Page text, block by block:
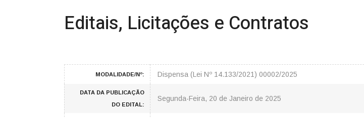
Editais, Licitações e Contratos
MODALIDADE/Nº: Dispensa (Lei Nº 14.133/2021) 00002/2025
DATA DA PUBLICAÇÃO
DO EDITAL:
Segunda-Feira, 20 de Janeiro de 2025